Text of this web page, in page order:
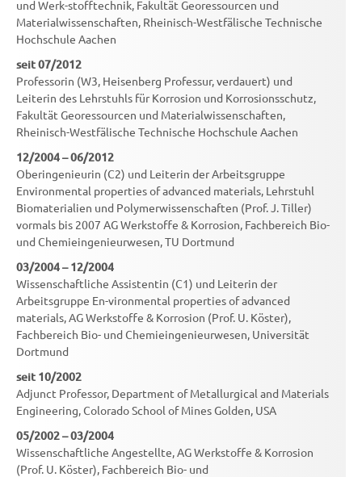
und Werk-stofftechnik, Fakultät Georessourcen und
Materialwissenschaften, Rheinisch-Westfälische Technische
Hochschule Aachen
seit 07/2012
Professorin (W3, Heisenberg Professur, verdauert) und
Leiterin des Lehrstuhls für Korrosion und Korrosionsschutz,
Fakultät Georessourcen und Materialwissenschaften,
Rheinisch-Westfälische Technische Hochschule Aachen
12/2004 – 06/2012
Oberingenieurin (C2) und Leiterin der Arbeitsgruppe
Environmental properties of advanced materials, Lehrstuhl
Biomaterialien und Polymerwissenschaften (Prof. J. Tiller)
vormals bis 2007 AG Werkstoffe & Korrosion, Fachbereich Bio-
und Chemieingenieurwesen, TU Dortmund
03/2004 – 12/2004
Wissenschaftliche Assistentin (C1) und Leiterin der
Arbeitsgruppe En-vironmental properties of advanced
materials, AG Werkstoffe & Korrosion (Prof. U. Köster),
Fachbereich Bio- und Chemieingenieurwesen, Universität
Dortmund
seit 10/2002
Adjunct Professor, Department of Metallurgical and Materials
Engineering, Colorado School of Mines Golden, USA
05/2002 – 03/2004
Wissenschaftliche Angestellte, AG Werkstoffe & Korrosion
(Prof. U. Köster), Fachbereich Bio- und